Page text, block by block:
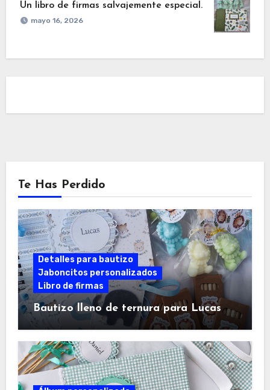
Un libro de firmas salvajemente especial.
mayo 16, 2026
Te Has Perdido
Detalles para bautizo
Jaboncitos personalizados
Libro de firmas
Bautizo lleno de ternura para Lucas